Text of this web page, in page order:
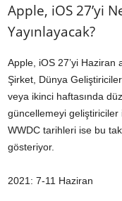
Apple, iOS 27’yi
Yayınlayacak?
Apple, iOS 27’yi Haziran
Şirket, Dünya Geliştiriciler
veya ikinci haftasında
güncellemeyi geliştiriciler
WWDC tarihleri ise bu
gösteriyor.
2021: 7-11 Haziran